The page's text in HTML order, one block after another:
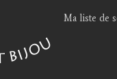
Ma liste de